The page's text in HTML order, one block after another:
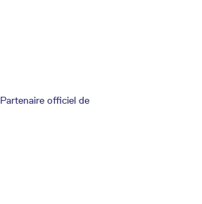
Partenaire officiel de